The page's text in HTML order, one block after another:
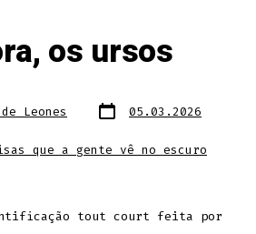
os ursos
Leones Data
do
05.03.2026
que a gente vê no escuro
tout court feita por